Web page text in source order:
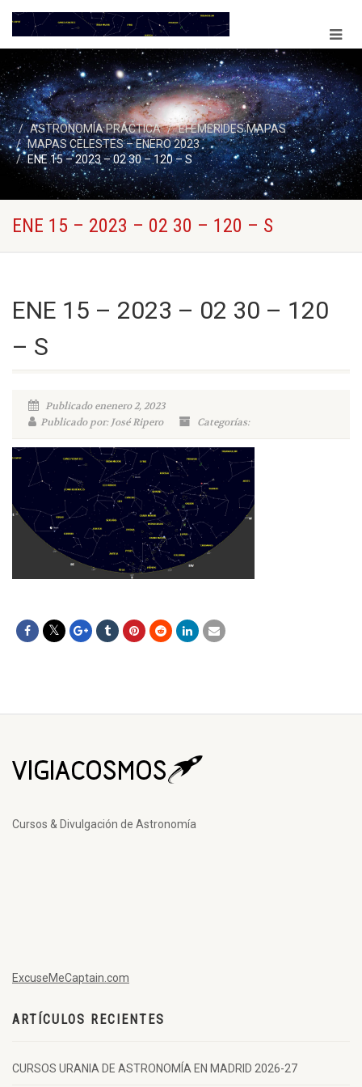
ASTRONOMÍA PRÁCTICA
EFEMERIDES MAPAS
MAPAS CELESTES – ENERO 2023
ENE 15 – 2023 – 02 30 – 120 – S
ENE 15 – 2023 – 02 30 – 120 – S
ENE 15 – 2023 – 02 30 – 120
– S
Publicado enenero 2, 2023
Publicado por: José Ripero
Categorías:
Cursos & Divulgación de Astronomía
ExcuseMeCaptain.com
ARTÍCULOS RECIENTES
CURSOS URANIA DE ASTRONOMÍA EN MADRID 2026-27